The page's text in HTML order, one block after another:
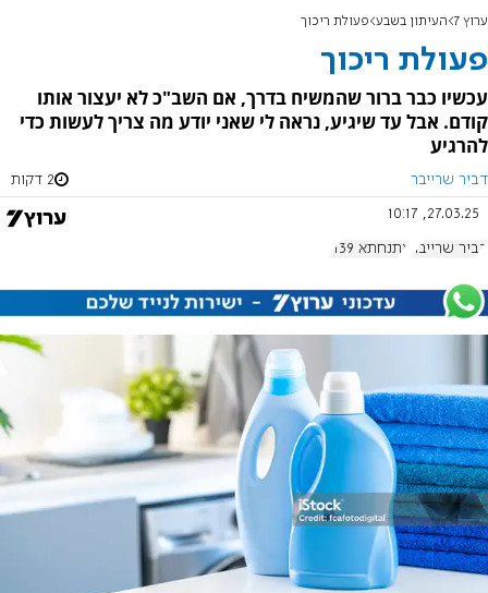
ערוץ 7 העיתון בשבע פעולת ריכוך
פעולת ריכוך
עכשיו כבר ברור שהמשיח בדרך, אם השב"כ לא יעצור אותו
קודם. אבל עד שיגיע, נראה לי שאני יודע מה צריך לעשות כדי
להרגיע
דביר שרייבר 2 דקות
27.03.25, 10:17
דביר שרייבר אתנחתא 1139